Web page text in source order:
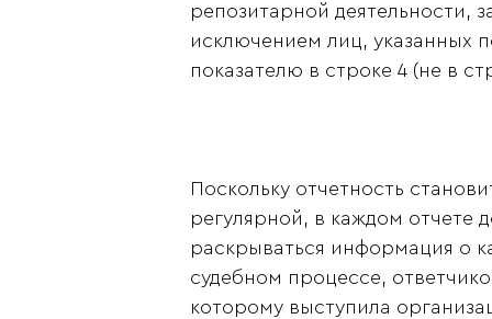
репозитарной деятельности,
исключением лиц, указанных
показателю в строке 4 (не в
Поскольку отчетность
регулярной, в каждом отчете
раскрываться информация о
судебном процессе,
которому выступила